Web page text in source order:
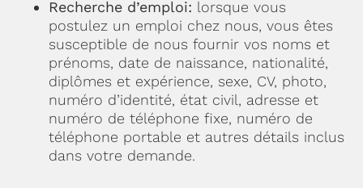
Recherche d’emploi: lorsque vous
postulez un emploi chez nous, vous êtes
susceptible de nous fournir vos noms et
prénoms, date de naissance, nationalité,
diplômes et expérience, sexe, CV, photo,
numéro d’identité, état civil, adresse et
numéro de téléphone fixe, numéro de
téléphone portable et autres détails inclus
dans votre demande.